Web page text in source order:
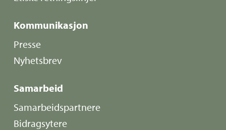
Kommunikasjon
Presse
Nyhetsbrev
Samarbeid
Samarbeidspartnere
Bidragsytere